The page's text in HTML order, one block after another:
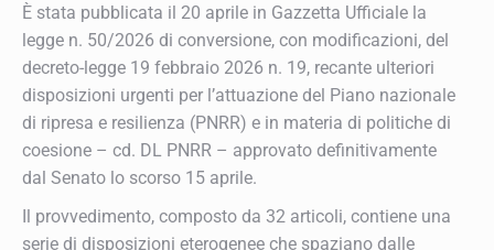
È stata pubblicata il 20 aprile in Gazzetta Ufficiale la
legge n. 50/2026 di conversione, con modificazioni, del
decreto-legge 19 febbraio 2026 n. 19, recante ulteriori
disposizioni urgenti per l’attuazione del Piano nazionale
di ripresa e resilienza (PNRR) e in materia di politiche di
coesione – cd. DL PNRR – approvato definitivamente
dal Senato lo scorso 15 aprile.
Il provvedimento, composto da 32 articoli, contiene una
serie di disposizioni eterogenee che spaziano dalle